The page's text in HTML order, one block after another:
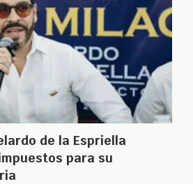
de la Espriella
para su